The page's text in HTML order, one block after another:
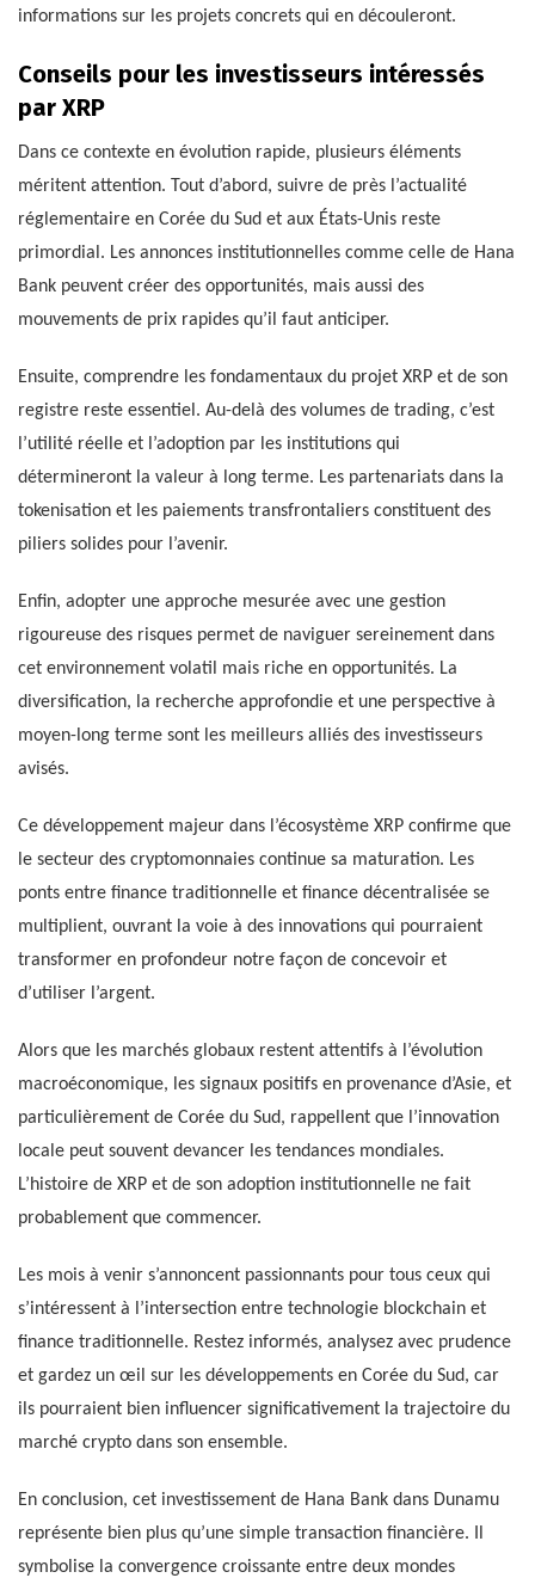
informations sur les projets concrets qui en découleront.
Conseils pour les investisseurs intéressés
par XRP
Dans ce contexte en évolution rapide, plusieurs éléments
méritent attention. Tout d’abord, suivre de près l’actualité
réglementaire en Corée du Sud et aux États-Unis reste
primordial. Les annonces institutionnelles comme celle de Hana
Bank peuvent créer des opportunités, mais aussi des
mouvements de prix rapides qu’il faut anticiper.
Ensuite, comprendre les fondamentaux du projet XRP et de son
registre reste essentiel. Au-delà des volumes de trading, c’est
l’utilité réelle et l’adoption par les institutions qui
détermineront la valeur à long terme. Les partenariats dans la
tokenisation et les paiements transfrontaliers constituent des
piliers solides pour l’avenir.
Enfin, adopter une approche mesurée avec une gestion
rigoureuse des risques permet de naviguer sereinement dans
cet environnement volatil mais riche en opportunités. La
diversification, la recherche approfondie et une perspective à
moyen-long terme sont les meilleurs alliés des investisseurs
avisés.
Ce développement majeur dans l’écosystème XRP confirme que
le secteur des cryptomonnaies continue sa maturation. Les
ponts entre finance traditionnelle et finance décentralisée se
multiplient, ouvrant la voie à des innovations qui pourraient
transformer en profondeur notre façon de concevoir et
d’utiliser l’argent.
Alors que les marchés globaux restent attentifs à l’évolution
macroéconomique, les signaux positifs en provenance d’Asie, et
particulièrement de Corée du Sud, rappellent que l’innovation
locale peut souvent devancer les tendances mondiales.
L’histoire de XRP et de son adoption institutionnelle ne fait
probablement que commencer.
Les mois à venir s’annoncent passionnants pour tous ceux qui
s’intéressent à l’intersection entre technologie blockchain et
finance traditionnelle. Restez informés, analysez avec prudence
et gardez un œil sur les développements en Corée du Sud, car
ils pourraient bien influencer significativement la trajectoire du
marché crypto dans son ensemble.
En conclusion, cet investissement de Hana Bank dans Dunamu
représente bien plus qu’une simple transaction financière. Il
symbolise la convergence croissante entre deux mondes